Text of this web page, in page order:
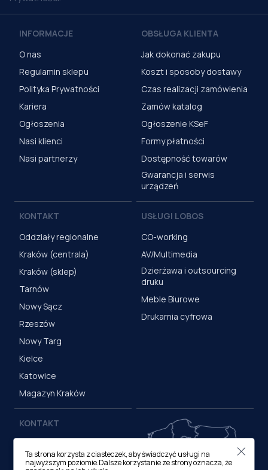
INFORMACJE
O nas
Regulamin sklepu
Polityka Prywatności
Kariera
Ogłoszenia
Nasi klienci
Nasi partnerzy
OBSŁUGA KLIENTA
Jak dokonać zakupu
Koszt i sposoby dostawy
Czas realizacji zamówienia
Zamów katalog
Ogłoszenie KSeF
Formy płatności
Dostępność towarów
Gwarancja i serwis
urządzeń
KONTAKT
Oddziały regionalne
Kraków (centrala)
Kraków (sklep)
Tarnów
Nowy Sącz
Rzeszów
Nowy Targ
Kielce
Katowice
Magazyn Kraków
USŁUGI LOBOS
CO-working
AV/Multimedia
Dzierżawa i outsourcing
druku
Meble Biurowe
Drukarnia cyfrowa
KONTAKT
ul. M. Medweckiego 17, 31-
Ta strona korzysta z ciasteczek, aby świadczyć usługi na
najwyższym poziomie.Dalsze korzystanie ze strony oznacza, że